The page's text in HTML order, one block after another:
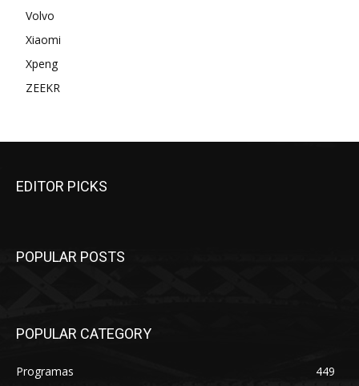
Volvo
Xiaomi
Xpeng
ZEEKR
EDITOR PICKS
POPULAR POSTS
POPULAR CATEGORY
Programas
449